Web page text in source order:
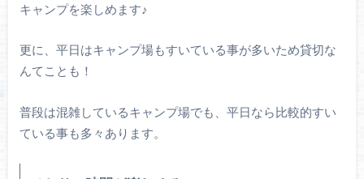
キャンプを楽しめます♪
更に、平日はキャンプ場もすいている事が多いため貸切な
んてことも！
普段は混雑しているキャンプ場でも、平日なら比較的すい
ている事も多々あります。